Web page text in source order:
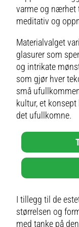
Japonica.- Laget av
r for tekoppen- Tåler
oppvaskmaskin.- Tåler
andre Kopper & Krus
varme og nærhet
meditativ og
Materialvalget
glasurer som
og intrikate
som gjør hver
små
kultur, et
det ufullkomne.
I tillegg til de
størrelsen og
med tanke på